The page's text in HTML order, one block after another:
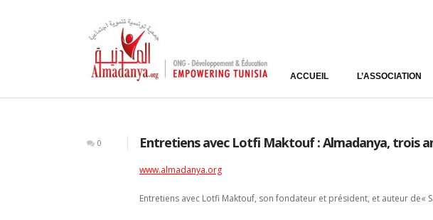
ACCUEIL L’ASSOCIATION
0 Entretiens avec Lotfi Maktouf : Almadanya, trois
www.almadanya.org
Entretiens avec Lotfi Maktouf, son fondateur et président, et auteur de«